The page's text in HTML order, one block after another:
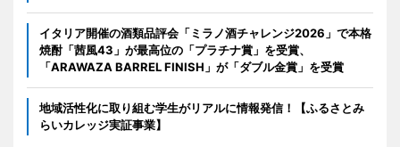
イタリア開催の酒類品評会「ミラノ酒チャレンジ2026」で本格
焼酎「茜風43」が最高位の「プラチナ賞」を受賞、
「ARAWAZA BARREL FINISH」が「ダブル金賞」を受賞
地域活性化に取り組む学生がリアルに情報発信！【ふるさとみ
らいカレッジ実証事業】